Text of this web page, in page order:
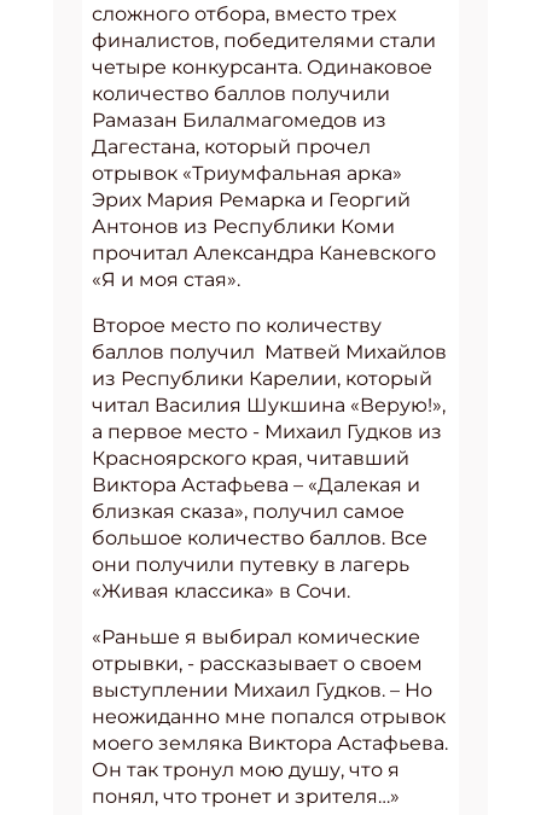
сложного отбора, вместо трех
финалистов, победителями стали
четыре конкурсанта. Одинаковое
количество баллов получили
Рамазан Билалмагомедов из
Дагестана, который прочел
отрывок «Триумфальная арка»
Эрих Мария Ремарка и Георгий
Антонов из Республики Коми
прочитал Александра Каневского
«Я и моя стая».
Второе место по количеству
баллов получил Матвей Михайлов
из Республики Карелии, который
читал Василия Шукшина «Верую!»,
а первое место - Михаил Гудков из
Красноярского края, читавший
Виктора Астафьева – «Далекая и
близкая сказа», получил самое
большое количество баллов. Все
они получили путевку в лагерь
«Живая классика» в Сочи.
«Раньше я выбирал комические
отрывки, - рассказывает о своем
выступлении Михаил Гудков. – Но
неожиданно мне попался отрывок
моего земляка Виктора Астафьева.
Он так тронул мою душу, что я
понял, что тронет и зрителя…»